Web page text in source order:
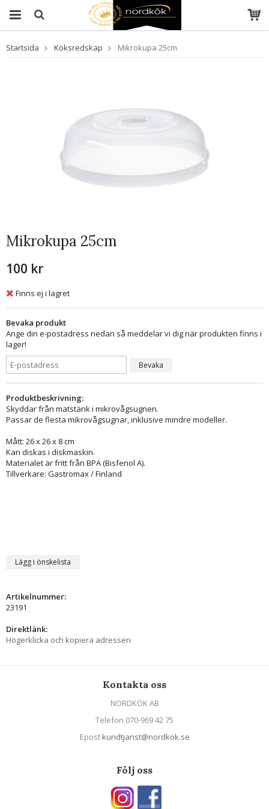
Startsida Köksredskap Mikrokupa 25cm
Mikrokupa 25cm
100 kr
Finns ej i lagret
Bevaka produkt
Ange din e-postadress nedan så meddelar vi dig när produkten finns i
lager!
Bevaka
Produktbeskrivning:
Skyddar från matstänk i mikrovågsugnen.
Passar de flesta mikrovågsugnar, inklusive mindre modeller.
Mått: 26 x 26 x 8 cm
Kan diskas i diskmaskin.
Materialet är fritt från BPA (Bisfenol A).
Tillverkare: Gastromax / Finland
Lägg i önskelista
Artikelnummer:
23191
Direktlänk:
Högerklicka och kopiera adressen
Kontakta oss
NORDKÖK AB
Telefon 070-969 42 75
Epost kundtjanst@nordkok.se
Följ oss